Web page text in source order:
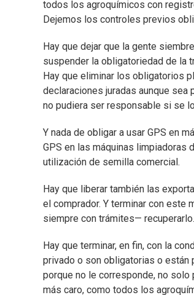
todos los agroquímicos con
Dejemos los controles previos
Hay que dejar que la gente
suspender la obligatoriedad de la
Hay que eliminar los obligatorios
declaraciones juradas aunque
no pudiera ser responsable si se
Y nada de obligar a usar GPS en
GPS en las máquinas limpiadoras
utilización de semilla comercial.
Hay que liberar también las
el comprador. Y terminar con este
siempre con trámites— recuperarlo.
Hay que terminar, en fin, con la
privado o son obligatorias o están
porque no le corresponde, no
más caro, como todos los